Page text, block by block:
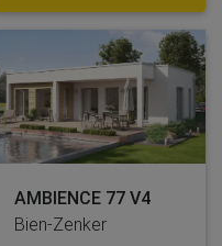
AMBIENCE 77 V4
Bien-Zenker